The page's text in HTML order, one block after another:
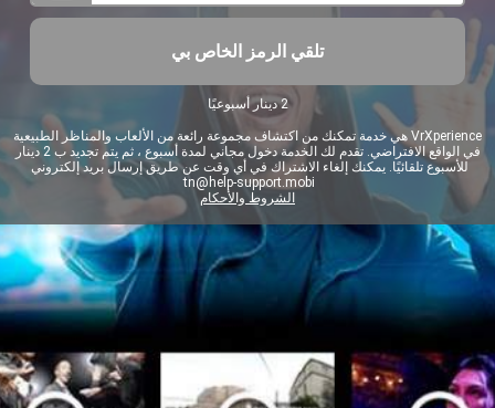
تلقي الرمز الخاص بي
2 دينار أسبوعيًا
VrXperience هي خدمة تمكنك من اكتشاف مجموعة رائعة من الألعاب والمناظر الطبيعية
في الواقع الافتراضي. تقدم لك الخدمة دخول مجاني لمدة أسبوع ، ثم يتم تجديد ب 2 دينار
للأسبوع تلقائيًا. يمكنك إلغاء الاشتراك في أي وقت عن طريق إرسال بريد إلكتروني
tn@help-support.mobi
الشروط والأحكام